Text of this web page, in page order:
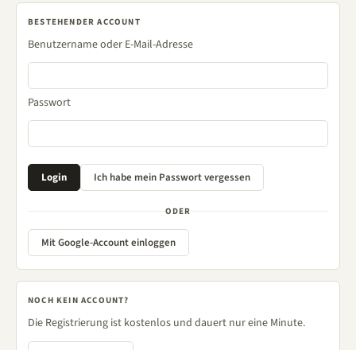
BESTEHENDER ACCOUNT
Benutzername oder E-Mail-Adresse
Passwort
ODER
Mit Google-Account einloggen
NOCH KEIN ACCOUNT?
Die Registrierung ist kostenlos und dauert nur eine Minute.